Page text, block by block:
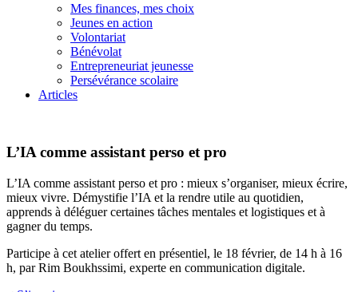
Mes finances, mes choix
Jeunes en action
Volontariat
Bénévolat
Entrepreneuriat jeunesse
Persévérance scolaire
Articles
L’IA comme assistant perso et pro
L’IA comme assistant perso et pro : mieux s’organiser, mieux écrire,
mieux vivre. Démystifie l’IA et la rendre utile au quotidien,
apprends à déléguer certaines tâches mentales et logistiques et à
gagner du temps.
Participe à cet atelier offert en présentiel, le 18 février, de 14 h à 16
h, par Rim Boukhssimi, experte en communication digitale.